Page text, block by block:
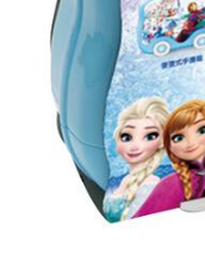
娃娃, 芭比,收
電子玩具
遊戲及拼圖系
益智學習玩具
Pokemon寶可
playpop
LEGO樂高
LeapFrog跳跳
14歳以上